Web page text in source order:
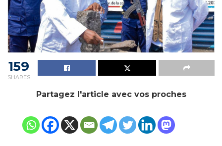
159
SHARES
Partagez l'article avec vos proches